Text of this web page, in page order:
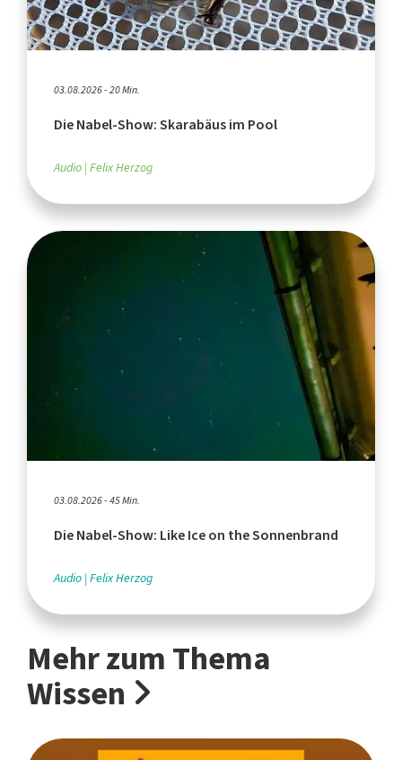
03.08.2026 - 20 Min.
Die Nabel-Show: Skarabäus im Pool
Audio Felix Herzog
03.08.2026 - 45 Min.
Die Nabel-Show: Like Ice on the Sonnenbrand
Audio Felix Herzog
Mehr zum Thema
Wissen